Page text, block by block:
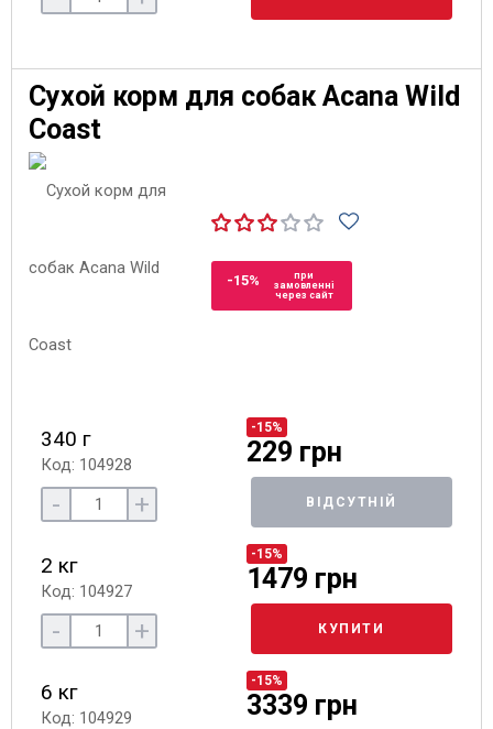
Сухой корм для собак Acana Wild
Coast
-15%
при
замовленні
через сайт
340 г
Код: 104928
-15%
229 грн
- + ВІДСУТНІЙ
2 кг
Код: 104927
-15%
1479 грн
- + КУПИТИ
6 кг
Код: 104929
-15%
3339 грн